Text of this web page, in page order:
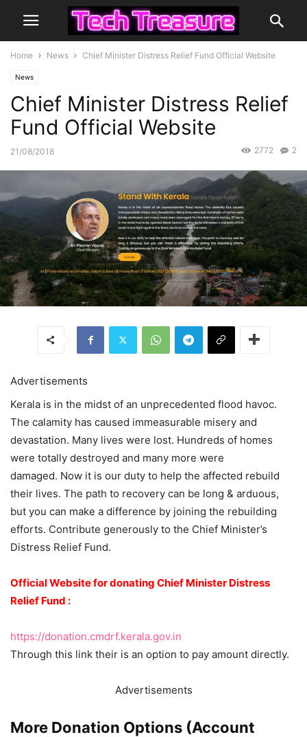
Home News Chief Minister Distress Relief Fund Official Website
News
Chief Minister Distress Relief
Fund Official Website
21/08/2018 2
2772
Advertisements
Kerala is in the midst of an unprecedented flood havoc.
The calamity has caused immeasurable misery and
devastation. Many lives were lost. Hundreds of homes
were totally destroyed and many more were
damaged. Now it is our duty to help the affected rebuild
their lives. The path to recovery can be long & arduous,
but you can make a difference by joining the rebuilding
efforts. Contribute generously to the Chief Minister’s
Distress Relief Fund.
Official Website for donating Chief Minister Distress
Relief Fund :
https://donation.cmdrf.kerala.gov.in
Through this link their is an option to pay amount directly.
Advertisements
More Donation Options (Account